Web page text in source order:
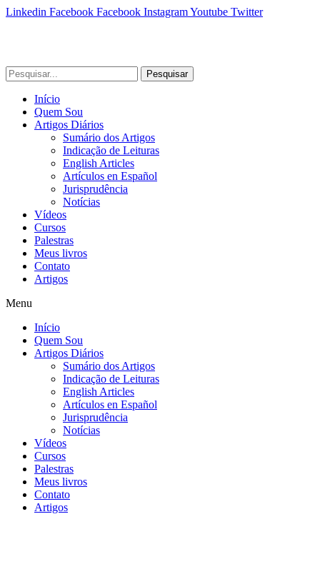
Linkedin Facebook Facebook InstagramYoutube Twitter
Pesquisar
Início
Quem Sou
Artigos Diários
Sumário dos Artigos
Indicação de Leituras
English Articles
Artículos en Español
Jurisprudência
Notícias
Vídeos
Cursos
Palestras
Meus livros
Contato
Artigos
Menu
Início
Quem Sou
Artigos Diários
Sumário dos Artigos
Indicação de Leituras
English Articles
Artículos en Español
Jurisprudência
Notícias
Vídeos
Cursos
Palestras
Meus livros
Contato
Artigos